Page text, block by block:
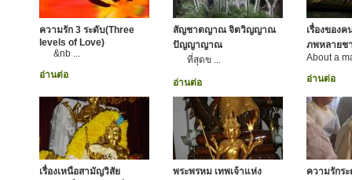
ความรัก 3 ระดับ(Three
levels of Love)
&nb ...
อ่านต่อ
สัญชาตญาณ จิตวิญญาณ
ปัญญาญาณ
ที่สุดข ...
อ่านต่อ
เรื่องของ
ภพหลายช
About a
อ่านต่อ
เรื่องเหนือสามัญวิสัย
พระพรหม เทพเจ้าแห่ง
ความรักร